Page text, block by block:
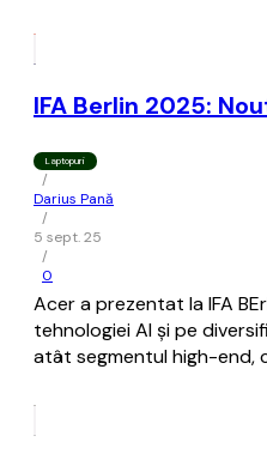
IFA Berlin 2025:
Laptopuri
/
Darius Pană
/
5 sept. 25
/
0
Acer a prezentat la IFA
tehnologiei AI și pe
atât segmentul high-end,